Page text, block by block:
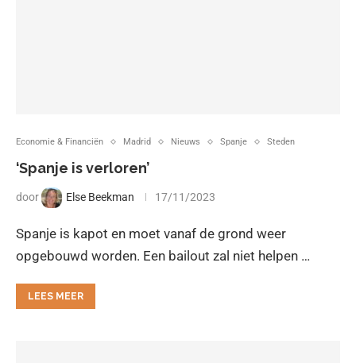
Economie & Financiën Madrid Nieuws Spanje Steden
‘Spanje is verloren’
door Else Beekman 17/11/2023
Spanje is kapot en moet vanaf de grond weer
opgebouwd worden. Een bailout zal niet helpen …
LEES MEER